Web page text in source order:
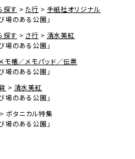
探す た行
手紙社オリジナル
場のある公園」
探す さ行
清水美紅
場のある公園」
モ帳／メモパッド／伝票
場のある公園」
清水美紅
場のある公園」
ボタニカル特集
場のある公園」